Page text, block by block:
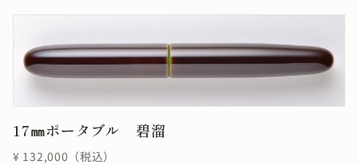
17㎜ポータブル 碧溜
¥ 132,000（税込）